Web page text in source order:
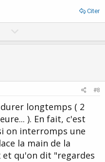
Citer
o
v
e
#8
longtemps ( 2
). En fait, c'est
on interromps une
la main de la
et qu'on dit "regardes